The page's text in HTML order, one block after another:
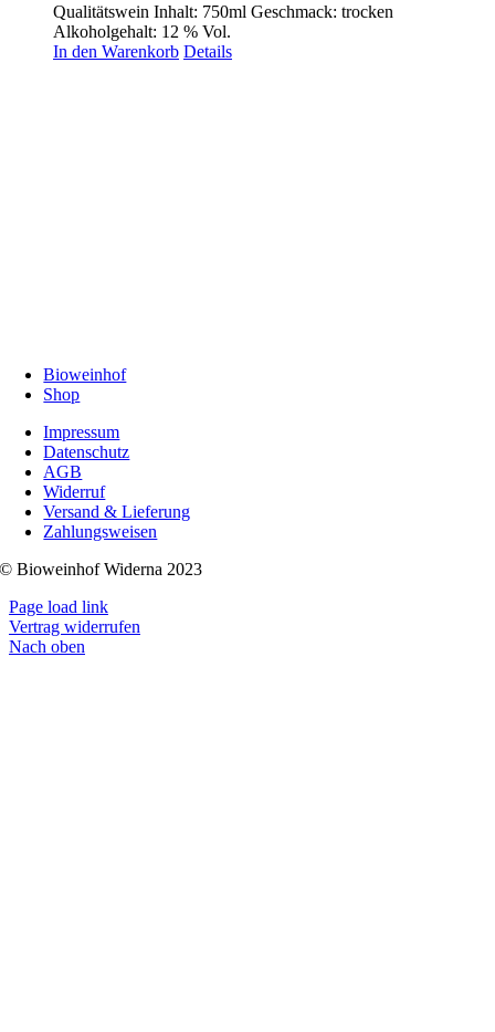
Qualitätswein Inhalt: 750ml Geschmack: trocken
Alkoholgehalt: 12 % Vol.
In den Warenkorb Details
Bioweinhof
Shop
Impressum
Datenschutz
AGB
Widerruf
Versand & Lieferung
Zahlungsweisen
© Bioweinhof Widerna 2023
Page load link
Vertrag widerrufen
Nach oben